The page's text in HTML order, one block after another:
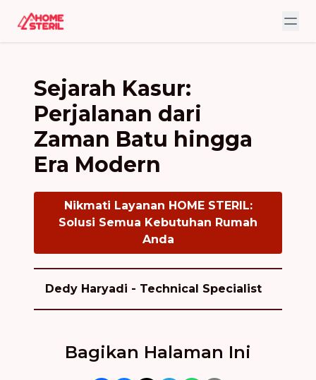
Sejarah Kasur:
Perjalanan dari
Zaman Batu hingga
Era Modern
Nikmati Layanan HOME STERIL:
Solusi Semua Kebutuhan Rumah
Anda
Dedy Haryadi - Technical Specialist
Bagikan Halaman Ini